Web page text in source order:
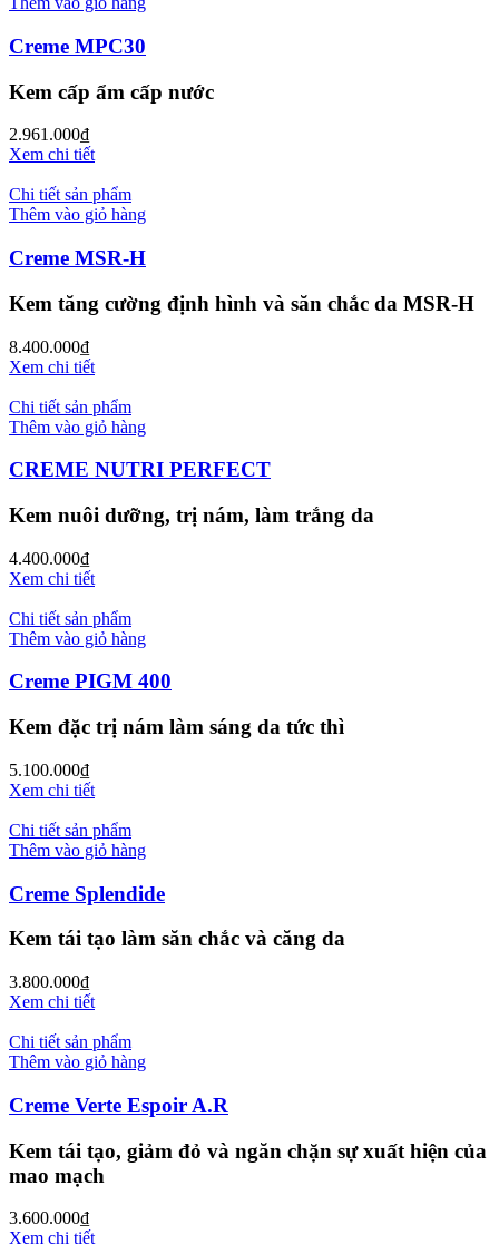
Creme MPC30
Kem cấp ẩm cấp nước
2.961.000₫
Xem chi tiết
Chi tiết sản phẩm
Thêm vào giỏ hàng
Creme MSR-H
Kem tăng cường định hình và săn chắc da MSR-H
8.400.000₫
Xem chi tiết
Chi tiết sản phẩm
Thêm vào giỏ hàng
CREME NUTRI PERFECT
Kem nuôi dưỡng, trị nám, làm trắng da
4.400.000₫
Xem chi tiết
Chi tiết sản phẩm
Thêm vào giỏ hàng
Creme PIGM 400
Kem đặc trị nám làm sáng da tức thì
5.100.000₫
Xem chi tiết
Chi tiết sản phẩm
Thêm vào giỏ hàng
Creme Splendide
Kem tái tạo làm săn chắc và căng da
3.800.000₫
Xem chi tiết
Chi tiết sản phẩm
Thêm vào giỏ hàng
Creme Verte Espoir A.R
Kem tái tạo, giảm đỏ và ngăn chặn sự xuất hiện của
mao mạch
3.600.000₫
Xem chi tiết